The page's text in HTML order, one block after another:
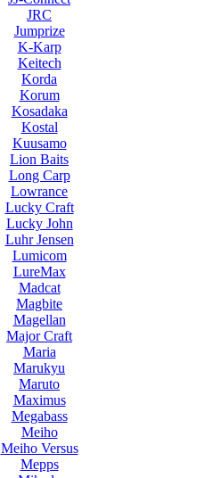
JRC
Jumprize
K-Karp
Keitech
Korda
Korum
Kosadaka
Kostal
Kuusamo
Lion Baits
Long Carp
Lowrance
Lucky Craft
Lucky John
Luhr Jensen
Lumicom
LureMax
Madcat
Magbite
Magellan
Major Craft
Maria
Marukyu
Maruto
Maximus
Megabass
Meiho
Meiho Versus
Mepps